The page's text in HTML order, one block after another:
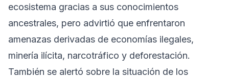
ecosistema gracias a sus conocimientos
ancestrales, pero advirtió que enfrentaron
amenazas derivadas de economías ilegales,
minería ilícita, narcotráfico y deforestación.
También se alertó sobre la situación de los